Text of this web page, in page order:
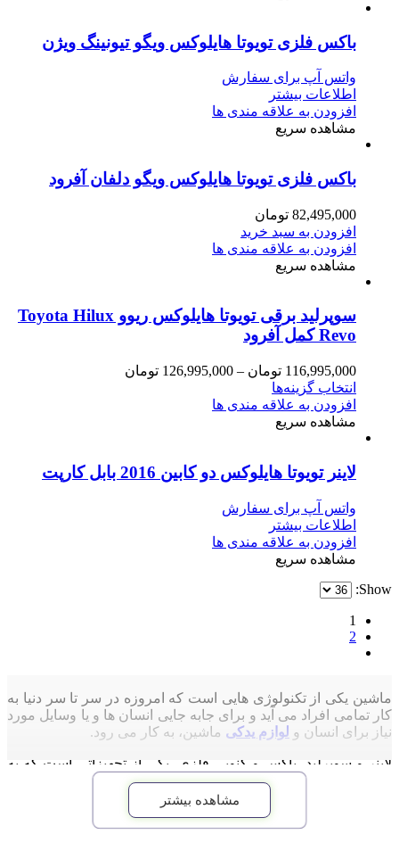
باکس فلزی تویوتا هایلوکس ویگو تیونینگ ویژن
واتس آپ برای سفارش
اطلاعات بیشتر
افزودن به علاقه مندی ها
مشاهده سریع
باکس فلزی تویوتا هایلوکس ویگو دلفان آفرود
82,495,000 تومان
افزودن به سبد خرید
افزودن به علاقه مندی ها
مشاهده سریع
سوپرلید برقی تویوتا هایلوکس ریوو Toyota Hilux
Revo کمل آفرود
116,995,000 تومان –
126,995,000 تومان
انتخاب گزینه‌ها
افزودن به علاقه مندی ها
مشاهده سریع
لاینر تویوتا هایلوکس دو کابین 2016 بابل کارپت
واتس آپ برای سفارش
اطلاعات بیشتر
افزودن به علاقه مندی ها
مشاهده سریع
Show:
1
2
ماشین یکی از تکنولوژی هایی است که امروزه در سر تا سر دنیا به
کار تمامی افراد می آید و برای جابه جایی انسان ها و یا وسایل مورد
نیاز برای انسان و لوازم یدکی ماشین، به کار می رود.
لاینر و سوپرلید، باکس و کنوپی فلزی، یکی از تجهیزاتی است که به
لوازم بدنه
ماشین، به حساب می آید و برای داشتن این باکس
های فلزی، باید آن ها را جداگانه خریداری کنید.
در خودرو های وانت و تراک با استفاد های شهری و صحرایی مانند
مشاهده بیشتر